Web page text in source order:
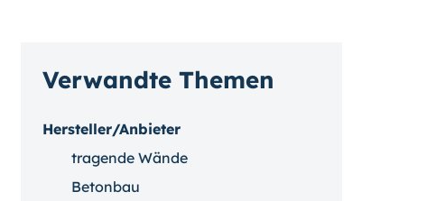
Verwandte Themen
Hersteller/Anbieter
tragende Wände
Betonbau